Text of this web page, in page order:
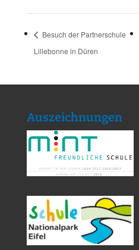
Besuch der Partnerschule
Lillebonne in Düren
Auszeichnungen